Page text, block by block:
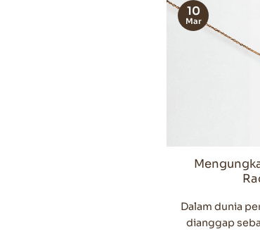
Dalam dunia
dianggap
10
Mar